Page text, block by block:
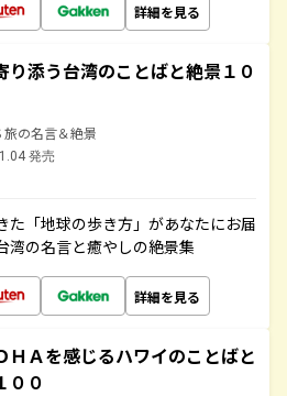
詳細を見る
り添う台湾のことばと絶景１０
旅の名言＆絶景
発売
た「地球の歩き方」があなたにお届
湾の名言と癒やしの絶景集
詳細を見る
ＨＡを感じるハワイのことばと
００